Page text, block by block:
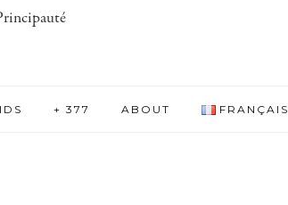
+ 377 ABOUT FRANÇAIS